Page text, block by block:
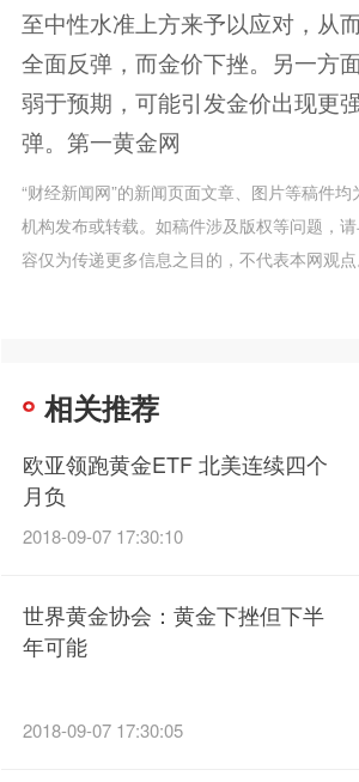
至中性水准上方来予以应对，从
全面反弹，而金价下挫。另一方
弱于预期，可能引发金价出现更
弹。第一黄金网
“财经新闻网”的新闻页面文章、图片等稿件
机构发布或转载。如稿件涉及版权等问题，
容仅为传递更多信息之目的，不代表本网观点
相关推荐
欧亚领跑黄金ETF 北美连续四个
月负
2018-09-07 17:30:10
世界黄金协会：黄金下挫但下半
年可能
2018-09-07 17:30:05